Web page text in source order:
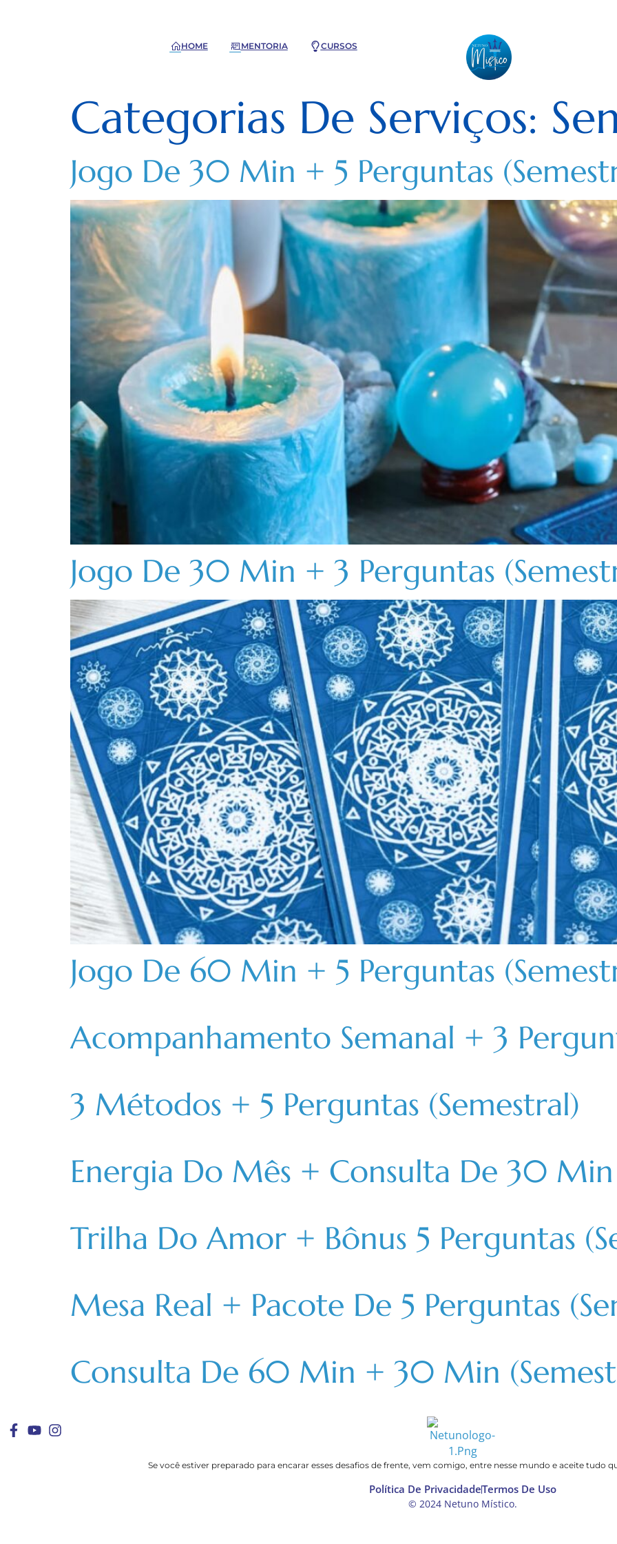
HOME MENTORIA CURSOS
Categorias De Serviços:
Jogo De 30 Min + 5 Perguntas
Jogo De 30 Min + 3 Perguntas
Jogo De 60 Min + 5 Perguntas
Acompanhamento Semanal + 3
3 Métodos + 5 Perguntas (Semestral)
Energia Do Mês + Consulta De 30 Min
Trilha Do Amor + Bônus 5 Perguntas
Mesa Real + Pacote De 5 Perguntas
Consulta De 60 Min + 30 Min
Se você estiver preparado para encarar esses desafios de frente, vem comigo, entre nesse mundo e aceite tudo
Política De PrivacidadeTermos De Uso
© 2024 Netuno Místico.